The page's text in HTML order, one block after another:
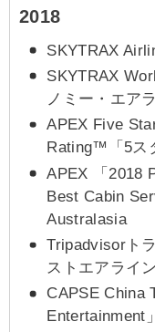
2018
SKYTRAX
SKYTRAX
ノミー・エア
APEX Five
Rating™「5ス
APEX 「2018
Best Cabin
Australasia
Tripadvisorト
ストエアライン
CAPSE China
Entertainment」